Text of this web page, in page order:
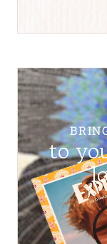
to